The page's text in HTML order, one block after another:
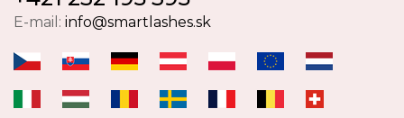
E-mail: info@smartlashes.sk